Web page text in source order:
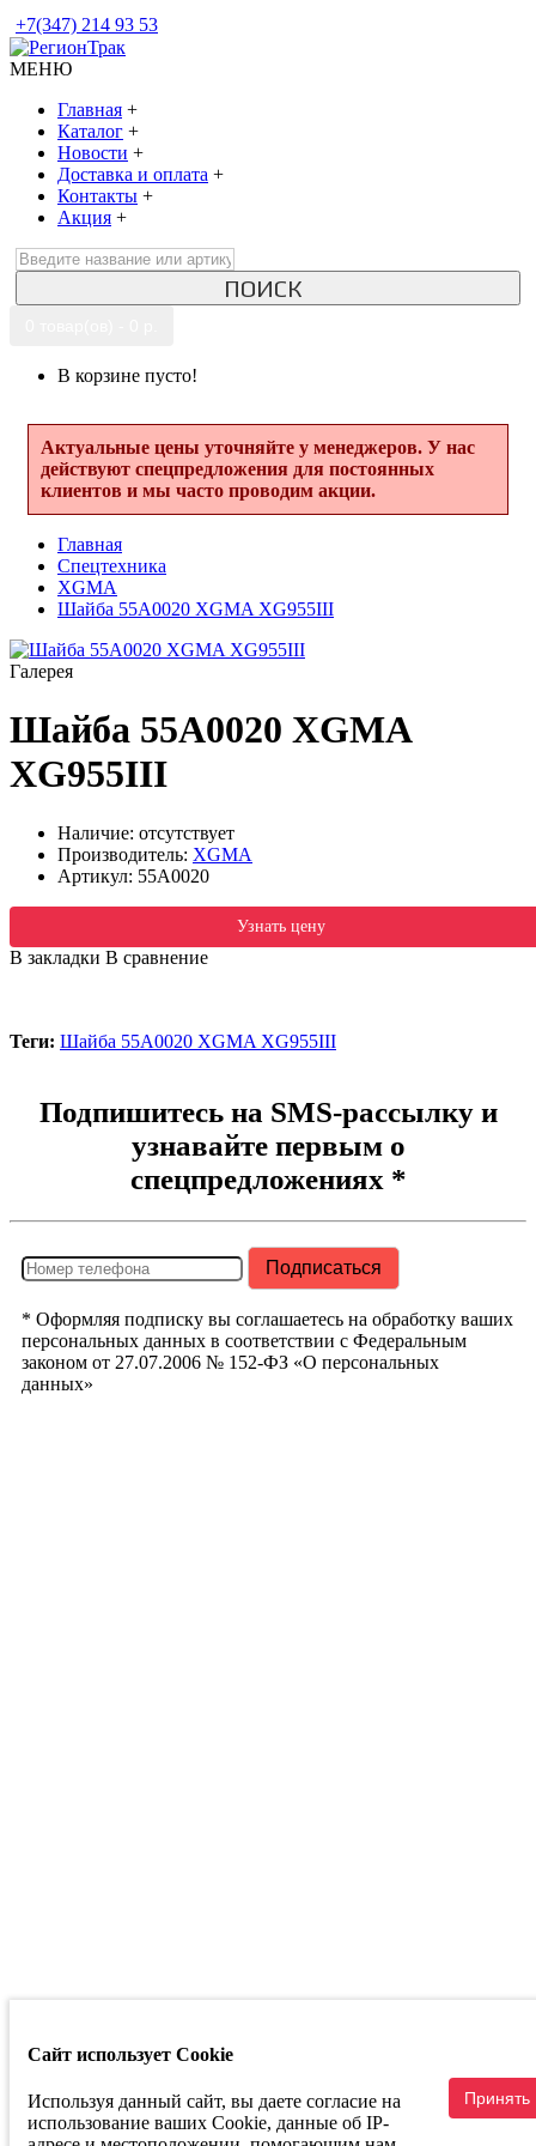
+7(347) 214 93 53
МЕНЮ
Главная +
Каталог +
Новости +
Доставка и оплата +
Контакты +
Акция +
ПОИСК
В корзине пусто!
Актуальные цены уточняйте у менеджеров. У нас
действуют спецпредложения для постоянных
клиентов и мы часто проводим акции.
Главная
Спецтехника
XGMA
Шайба 55A0020 XGMA XG955III
Галерея
Шайба 55A0020 XGMA
XG955III
Наличие: отсутствует
Производитель: XGMA
Артикул: 55A0020
Узнать цену
В закладки В сравнение
Теги: Шайба 55A0020 XGMA XG955III
Подпишитесь на SMS-рассылку и
узнавайте первым о
спецпредложениях *
* Оформляя подписку вы соглашаетесь на обработку ваших
персональных данных в соответствии с Федеральным
законом от 27.07.2006 № 152-ФЗ «О персональных
данных»
Сайт использует Cookie
Используя данный сайт, вы даете согласие на
использование ваших Cookie, данные об IP-
Принять